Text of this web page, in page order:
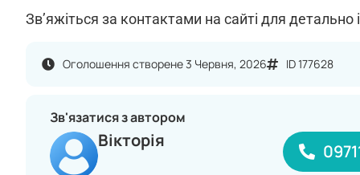
Зв’яжіться за контактами на сайті для детально
Оголошення створене 3 Червня, 2026 ID 177628
Зв'язатися з автором
Вікторія